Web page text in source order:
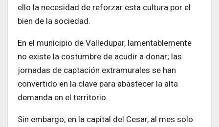
ello la necesidad de reforzar esta cultura por el
bien de la sociedad.
En el municipio de Valledupar, lamentablemente
no existe la costumbre de acudir a donar; las
jornadas de captación extramurales se han
convertido en la clave para abastecer la alta
demanda en el territorio.
Sin embargo, en la capital del Cesar, al mes solo